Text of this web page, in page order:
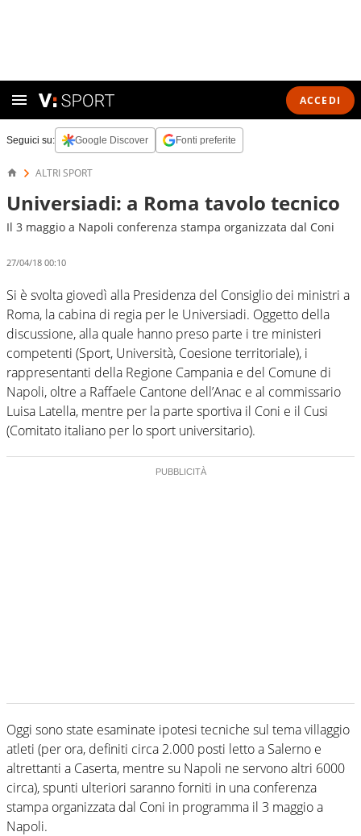
ACCEDI
Seguici su: Google Discover Fonti preferite
ALTRI SPORT
Universiadi: a Roma tavolo tecnico
Il 3 maggio a Napoli conferenza stampa organizzata dal Coni
27/04/18 00:10
Si è svolta giovedì alla Presidenza del Consiglio dei ministri a
Roma, la cabina di regia per le Universiadi. Oggetto della
discussione, alla quale hanno preso parte i tre ministeri
competenti (Sport, Università, Coesione territoriale), i
rappresentanti della Regione Campania e del Comune di
Napoli, oltre a Raffaele Cantone dell’Anac e al commissario
Luisa Latella, mentre per la parte sportiva il Coni e il Cusi
(Comitato italiano per lo sport universitario).
Oggi sono state esaminate ipotesi tecniche sul tema villaggio
atleti (per ora, definiti circa 2.000 posti letto a Salerno e
altrettanti a Caserta, mentre su Napoli ne servono altri 6000
circa), spunti ulteriori saranno forniti in una conferenza
stampa organizzata dal Coni in programma il 3 maggio a
Napoli.